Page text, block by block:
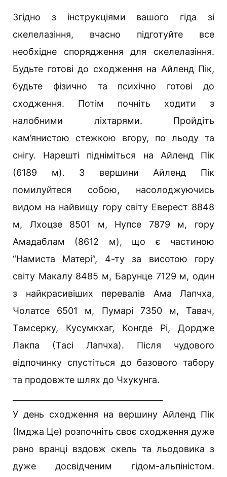
Згідно з інструкціями вашого гіда зі
скелелазіння, вчасно підготуйте все
необхідне спорядження для скелелазіння.
Будьте готові до сходження на Айленд Пік,
будьте фізично та психічно готові до
сходження. Потім почніть ходити з
налобними ліхтарями. Пройдіть
кам’янистою стежкою вгору, по льоду та
снігу. Нарешті підніміться на Айленд Пік
(6189 м). З вершини Айленд Пік
помилуйтеся собою, насолоджуючись
видом на найвищу гору світу Еверест 8848
м, Лхоцзе 8501 м, Нупсе 7879 м, гору
Амадаблам (8612 м), що є частиною
“Намиста Матері”, 4-ту за висотою гору
світу Макалу 8485 м, Барунце 7129 м, один
з найкрасивіших перевалів Ама Лапчха,
Чолатсе 6501 м, Пумарі 7350 м, Тавач,
Тамсерку, Кусумкхаг, Конгде Рі, Дордже
Лакпа (Тасі Лапчха). Після чудового
відпочинку спустіться до базового табору
та продовжте шлях до Чхукунга.
У день сходження на вершину Айленд Пік
(Імджа Це) розпочніть своє сходження дуже
рано вранці вздовж скель та льодовика з
дуже досвідченим гідом-альпіністом.